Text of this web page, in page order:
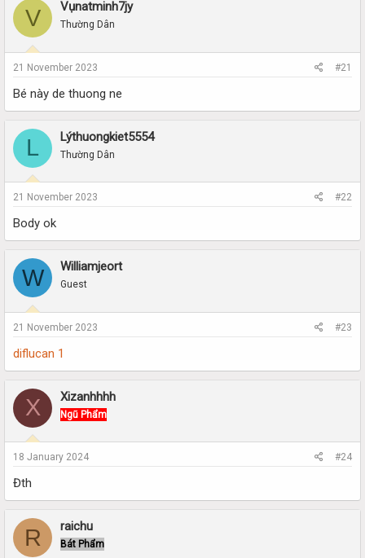
a
t
a
e
e
V Vụnatminh7jy
Thường Dân
21 November 2023 #21
Bé này de thuong ne
L Lýthuongkiet5554
Thường Dân
21 November 2023 #22
Body ok
W Williamjeort
Guest
21 November 2023 #23
diflucan 1
X Xizanhhhh
Ngũ Phẩm
18 January 2024 #24
Đth
R raichu
Bát Phẩm